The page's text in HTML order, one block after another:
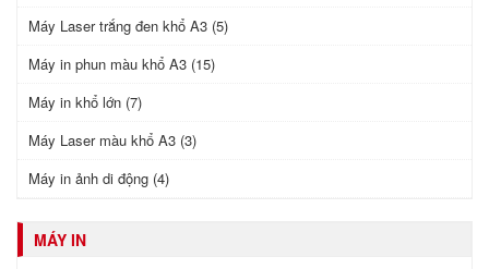
Máy Laser trắng đen khổ A3 (5)
Máy in phun màu khổ A3 (15)
Máy in khổ lớn (7)
Máy Laser màu khổ A3 (3)
Máy in ảnh di động (4)
MÁY IN